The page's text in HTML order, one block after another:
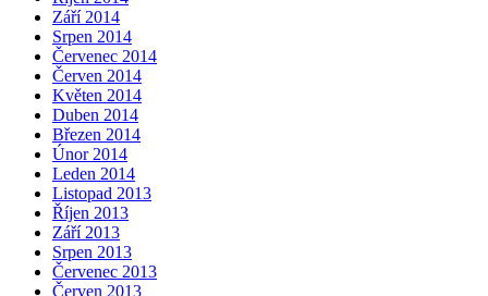
Září 2014
Srpen 2014
Červenec 2014
Červen 2014
Květen 2014
Duben 2014
Březen 2014
Únor 2014
Leden 2014
Listopad 2013
Říjen 2013
Září 2013
Srpen 2013
Červenec 2013
Červen 2013